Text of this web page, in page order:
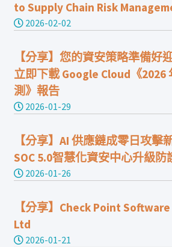
to Supply Chain Risk
2026-02-02
【分享】您的資安策略準備好
立即下載 Google Cloud《2026
測》報告
2026-01-29
【分享】AI 供應鏈成零日攻擊
SOC 5.0智慧化資安中心升級防
2026-01-26
【分享】Check Point
Ltd
2026-01-21